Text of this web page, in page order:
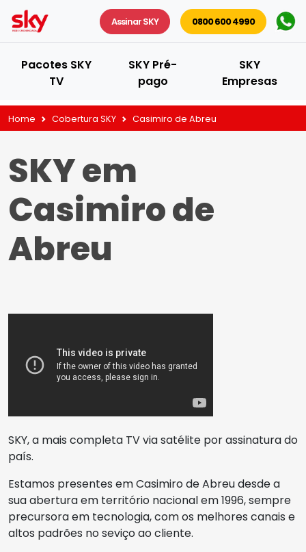
Assinar SKY 0800 600 4990
Pacotes SKY
TV
SKY Pré-
pago
SKY
Empresas
Home Cobertura SKY Casimiro de Abreu
SKY em
Casimiro de
Abreu
SKY, a mais completa TV via satélite por assinatura do
país.
Estamos presentes em Casimiro de Abreu desde a
sua abertura em território nacional em 1996, sempre
precursora em tecnologia, com os melhores canais e
altos padrões no seviço ao cliente.